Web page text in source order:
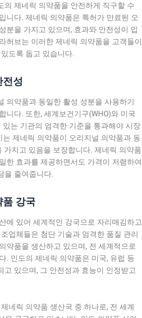
의 제네릭 의약품을 안전하게 직구할 수
니다. 제네릭 의약품은 특허가 만료된 오
분을 가지고 있으며, 효과와 안전성이 입
허브는 이러한 제네릭 의약품을 고객들이
도록 돕고 있습니다.
성
의약품과 동일한 활성 성분을 사용하기
니다. 또한, 세계보건기구(WHO)와 미국
있는 기관의 엄격한 기준을 통과해야 시장
제네릭 의약품이 오리지널 의약품과 동
가지고 있음을 보장합니다. 제네릭 의약품
한 효과를 제공하면서도 가격이 저렴하여
을 줄여줍니다.
품 강국
에 있어 세계적인 강국으로 자리매김하고
업체들은 첨단 기술과 엄격한 품질 관리
약품을 생산하고 있으며, 전 세계적으로
. 인도의 제네릭 의약품은 미국, 유럽 등
고 있으며, 그 안전성과 효능이 인정받고
네릭 의약품 생산국 중 하나로, 전 세계